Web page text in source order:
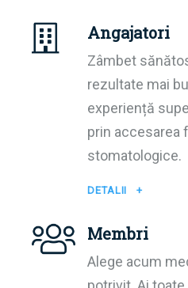
Angajatori
Zâmbet
rezultate mai
experiență
prin accesarea
stomatologice.
DETALII +
Membri
Alege acum